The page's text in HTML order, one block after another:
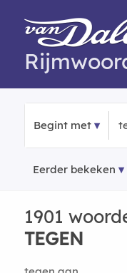
Begint met
Eerder bekeken
1901
TEGEN